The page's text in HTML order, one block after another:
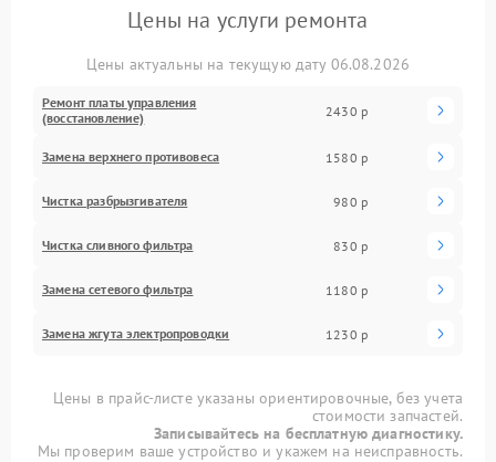
Цены на услуги ремонта
Цены актуальны на текущую дату 06.08.2026
Ремонт платы управления
(восстановление)
2430 р
Замена верхнего противовеса 1580 р
Чистка разбрызгивателя 980 р
Чистка сливного фильтра 830 р
Замена сетевого фильтра 1180 р
Замена жгута электропроводки 1230 р
Цены в прайс-листе указаны ориентировочные, без учета
стоимости запчастей.
Записывайтесь на бесплатную диагностику.
Мы проверим ваше устройство и укажем на неисправность.